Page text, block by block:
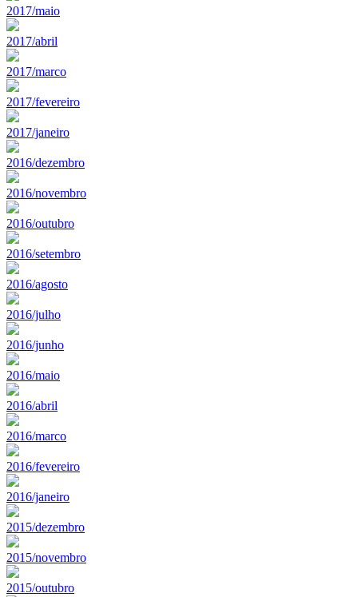
2017/maio
2017/abril
2017/marco
2017/fevereiro
2017/janeiro
2016/dezembro
2016/novembro
2016/outubro
2016/setembro
2016/agosto
2016/julho
2016/junho
2016/maio
2016/abril
2016/marco
2016/fevereiro
2016/janeiro
2015/dezembro
2015/novembro
2015/outubro